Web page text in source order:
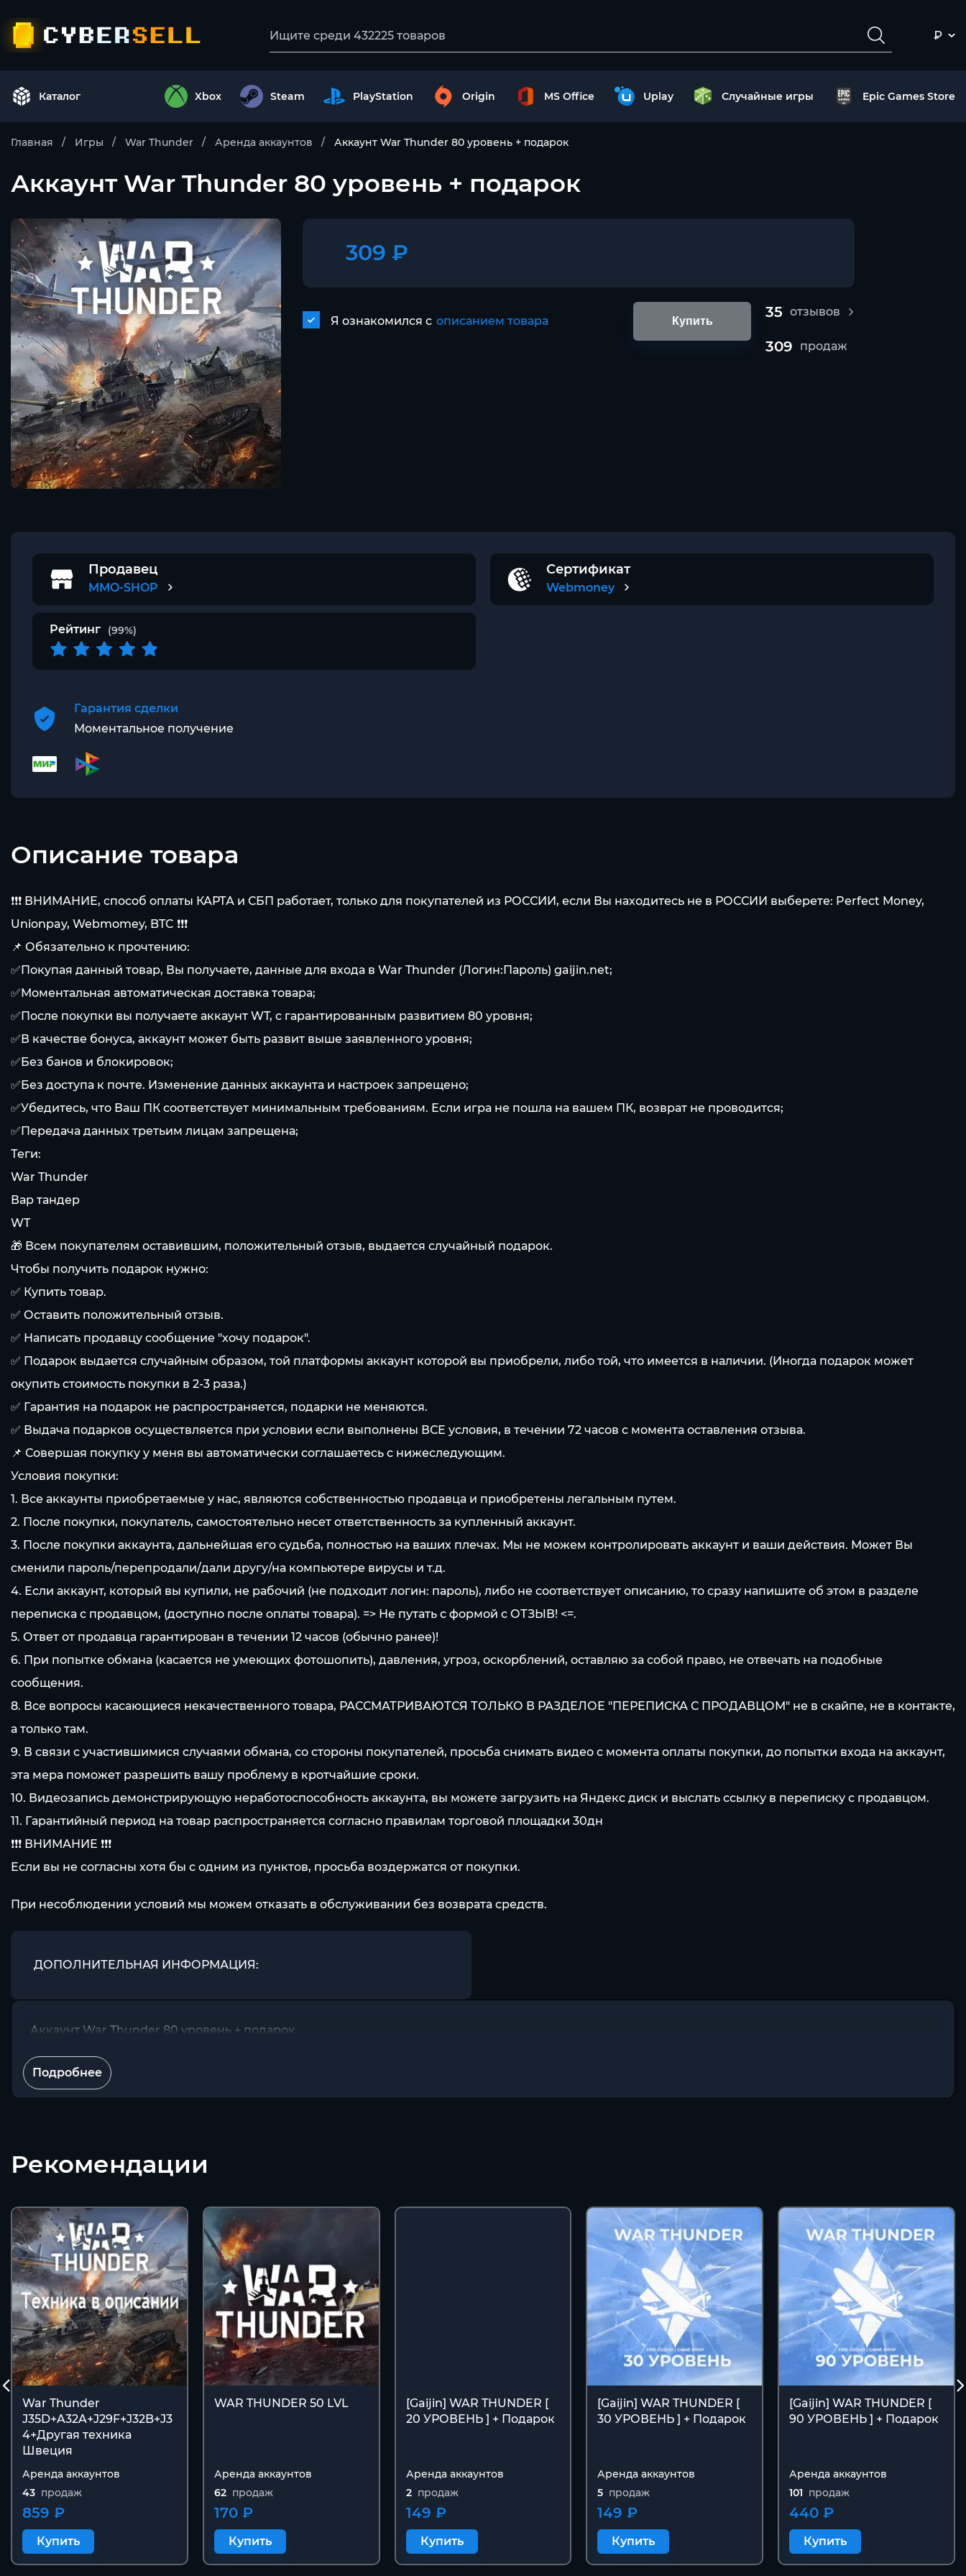
₽
Каталог Xbox Steam PlayStation Origin MS Office Uplay Случайные игры Epic Games Store
Главная Игры War Thunder Аренда аккаунтов Аккаунт War Thunder 80 уровень + подарок
Аккаунт War Thunder 80 уровень + подарок
309 ₽
Я ознакомился с описанием товара Купить
35 отзывов
309 продаж
Продавец
MMO-SHOP
Сертификат
Webmoney
Рейтинг (99%)
Гарантия сделки
Моментальное получение
Описание товара
❗❗❗ ВНИМАНИЕ, способ оплаты КАРТА и СБП работает, только для покупателей из РОССИИ, если Вы находитесь не в РОССИИ выберете: Perfect Money,
Unionpay, Webmomey, BTC ❗❗❗
📌 Обязательно к прочтению:
✅Покупая данный товар, Вы получаете, данные для входа в War Thunder (Логин:Пароль) gaijin.net;
✅Моментальная автоматическая доставка товара;
✅После покупки вы получаете аккаунт WT, с гарантированным развитием 80 уровня;
✅В качестве бонуса, аккаунт может быть развит выше заявленного уровня;
✅Без банов и блокировок;
✅Без доступа к почте. Изменение данных аккаунта и настроек запрещено;
✅Убедитесь, что Ваш ПК соответствует минимальным требованиям. Если игра не пошла на вашем ПК, возврат не проводится;
✅Передача данных третьим лицам запрещена;
Теги:
War Thunder
Вар тандер
WT
🎁 Всем покупателям оставившим, положительный отзыв, выдается случайный подарок.
Чтобы получить подарок нужно:
✅ Купить товар.
✅ Оставить положительный отзыв.
✅ Написать продавцу сообщение "хочу подарок".
✅ Подарок выдается случайным образом, той платформы аккаунт которой вы приобрели, либо той, что имеется в наличии. (Иногда подарок может
окупить стоимость покупки в 2-3 раза.)
✅ Гарантия на подарок не распространяется, подарки не меняются.
✅ Выдача подарков осуществляется при условии если выполнены ВСЕ условия, в течении 72 часов с момента оставления отзыва.
📌 Совершая покупку у меня вы автоматически соглашаетесь с нижеследующим.
Условия покупки:
1. Все аккаунты приобретаемые у нас, являются собственностью продавца и приобретены легальным путем.
2. После покупки, покупатель, самостоятельно несет ответственность за купленный аккаунт.
3. После покупки аккаунта, дальнейшая его судьба, полностью на ваших плечах. Мы не можем контролировать аккаунт и ваши действия. Может Вы
сменили пароль/перепродали/дали другу/на компьютере вирусы и т.д.
4. Если аккаунт, который вы купили, не рабочий (не подходит логин: пароль), либо не соответствует описанию, то сразу напишите об этом в разделе
переписка с продавцом, (доступно после оплаты товара). => Не путать с формой с ОТЗЫВ! <=.
5. Ответ от продавца гарантирован в течении 12 часов (обычно ранее)!
6. При попытке обмана (касается не умеющих фотошопить), давления, угроз, оскорблений, оставляю за собой право, не отвечать на подобные
сообщения.
8. Все вопросы касающиеся некачественного товара, РАССМАТРИВАЮТСЯ ТОЛЬКО В РАЗДЕЛОЕ "ПЕРЕПИСКА С ПРОДАВЦОМ" не в скайпе, не в контакте,
а только там.
9. В связи с участившимися случаями обмана, со стороны покупателей, просьба снимать видео с момента оплаты покупки, до попытки входа на аккаунт,
эта мера поможет разрешить вашу проблему в кротчайшие сроки.
10. Видеозапись демонстрирующую неработоспособность аккаунта, вы можете загрузить на Яндекс диск и выслать ссылку в переписку с продавцом.
11. Гарантийный период на товар распространяется согласно правилам торговой площадки 30дн
❗❗❗ ВНИМАНИЕ ❗❗❗
Если вы не согласны хотя бы с одним из пунктов, просьба воздержатся от покупки.
При несоблюдении условий мы можем отказать в обслуживании без возврата средств.
ДОПОЛНИТЕЛЬНАЯ ИНФОРМАЦИЯ:
Аккаунт War Thunder 80 уровень + подарок
Подробнее
Рекомендации
War Thunder
J35D+A32A+J29F+J32B+J3
4+Другая техника
Швеция
Аренда аккаунтов
43 продаж
859 ₽
Купить
WAR THUNDER 50 LVL
Аренда аккаунтов
62 продаж
170 ₽
Купить
[Gaijin] WAR THUNDER [
20 УРОВЕНЬ ] + Подарок
Аренда аккаунтов
2 продаж
149 ₽
Купить
[Gaijin] WAR THUNDER [
30 УРОВЕНЬ ] + Подарок
Аренда аккаунтов
5 продаж
149 ₽
Купить
[Gaijin] WAR THUNDER [
90 УРОВЕНЬ ] + Подарок
Аренда аккаунтов
101 продаж
440 ₽
Купить